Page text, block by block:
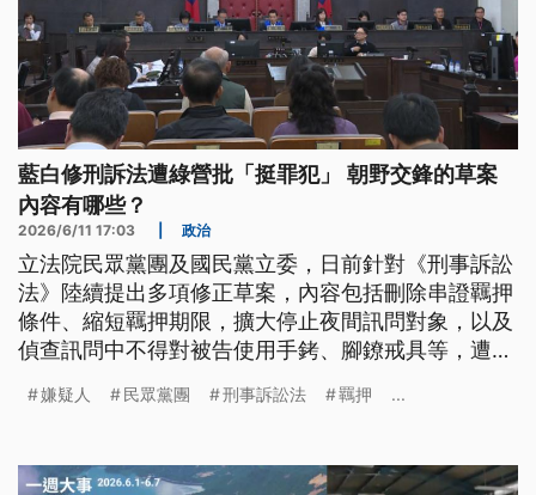
藍白修刑訴法遭綠營批「挺罪犯」 朝野交鋒的草案
內容有哪些？
2026/6/11 17:03 政治
立法院民眾黨團及國民黨立委，日前針對《刑事訴訟
法》陸續提出多項修正草案，內容包括刪除串證羈押
條件、縮短羈押期限，擴大停止夜間訊問對象，以及
偵查訊問中不得對被告使用手銬、腳鐐戒具等，遭民
點？朝野有何交鋒？
嫌疑人 民眾黨團 刑事訴訟法 羈押 ...